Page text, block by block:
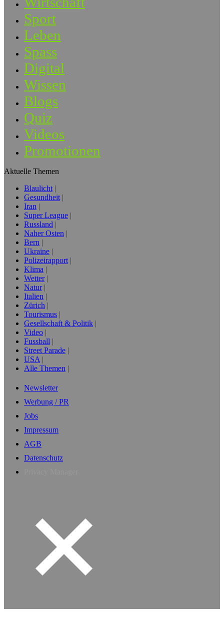
Sport
Leben
Spass
Digital
Wissen
Blogs
Quiz
Videos
Promotionen
Aktuelle Themen
Blaulicht
Gesundheit
Iran
Super League
Russland
Naher Osten
Bern
Ukraine
Polizeirapport
Klima
Wetter
Natur
Italien
Zürich
Tourismus
Gesellschaft & Politik
Video
Fussball
Street Parade
USA
Alle Themen
Newsletter
Werbung / PR
Jobs
Impressum
AGB
Datenschutz